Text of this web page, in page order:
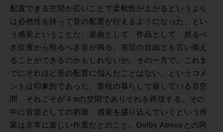
配置できる空間が広いことで柔軟性が上がるというより
は必然性を持って音の配置が行えるようになった、とい
う感覚ということだ。楽曲として、作品として、然るべ
き位置から然るべき音が鳴る。表現の自由とも言い換え
ることができるのかもしれないが、その一方で、これま
でにそれほど音の配置に悩んだことはない、というコメ
ントは印象的であった。普段の暮らしで接している音空
間、それこそが４πの空間でありそれを再現する。その
中に音楽としての刺激、感覚を盛り込んでいくという作
業は非常に楽しい作業だとのこと。Dolby Atmosとの同